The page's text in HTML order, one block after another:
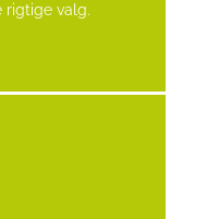
rigtige valg.